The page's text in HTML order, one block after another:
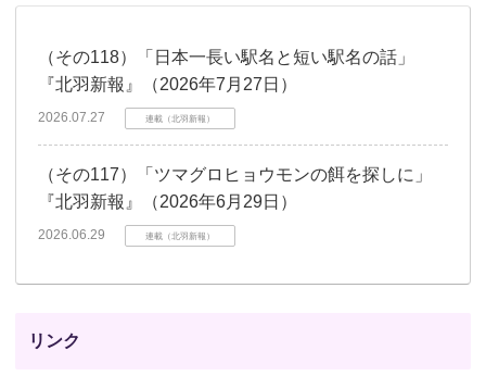
（その118）「日本一長い駅名と短い駅名の話」
『北羽新報』（2026年7月27日）
2026.07.27 連載（北羽新報）
（その117）「ツマグロヒョウモンの餌を探しに」
『北羽新報』（2026年6月29日）
2026.06.29 連載（北羽新報）
リンク